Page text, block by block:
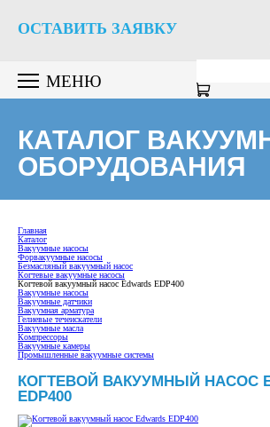
ОСТАВИТЬ ЗАЯВКУ
МЕНЮ
КАТАЛОГ
ОБОРУДОВАНИЯ
Главная
Каталог
Вакуумные насосы
Форвакуумные насосы
Безмасляный вакуумный насос
Когтевые вакуумные насосы
Когтевой вакуумный насос Edwards EDP400
Вакуумные насосы
Вакуумные датчики
Вакуумная арматура
Гелиевые течеискатели
Вакуумные масла
Компрессоры
Вакуумные камеры
Промышленные вакуумные системы
КОГТЕВОЙ ВАКУУМНЫЙ НАСОС
EDP400